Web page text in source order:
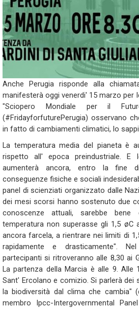
Anche Perugia risponde alla
manifesterà oggi venerdi' 15 marzo per
"Sciopero Mondiale per il
(#FridayforfuturePerugia) osservano
in fatto di cambiamenti climatici, lo
La temperatura media del pianeta è
rispetto all' epoca preindustriale. E
aumenterà ancora, entro la fine
conseguenze fisiche e sociali
panel di scienziati organizzato dalle
dei mesi scorsi hanno sostenuto due
conoscenze attuali, sarebbe
temperatura non superasse gli 1,5 øC
ancora farcela, a rientrare nei limiti di
rapidamente e drasticamente".
partecipanti si ritroveranno alle 8,30 ai
La partenza della Marcia è alle 9. Alle
Sant' Ercolano e comizio. Si parlerà dei
la biodiversità dal clima che cambia"
membro Ipcc-Intergovernmental